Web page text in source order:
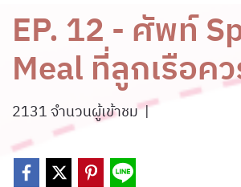
EP. 12 - ศัพท์
Meal ที่ลูกเรือค
2131 จำนวนผู้เข้าชม|